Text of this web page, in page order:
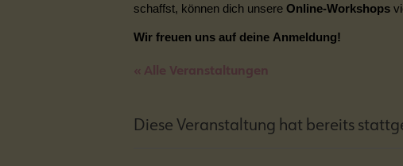
schaffst, können dich unsere Online-Workshops
Wir freuen uns auf deine Anmeldung!
« Alle Veranstaltungen
Diese Veranstaltung hat bereits